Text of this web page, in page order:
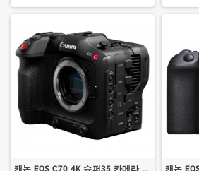
캐논 EOS C70 4K 슈퍼35 카메라 - RF 마운트